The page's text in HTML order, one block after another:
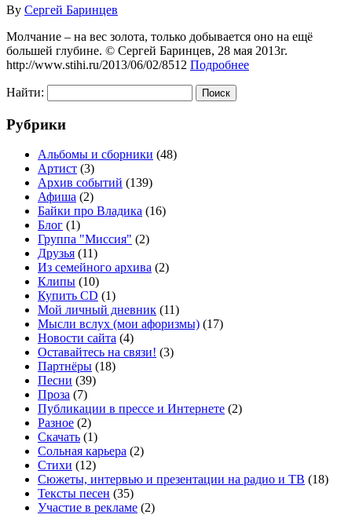
By Сергей Баринцев
Молчание – на вес золота, только добывается оно на ещё
большей глубине. © Сергей Баринцев, 28 мая 2013г.
http://www.stihi.ru/2013/06/02/8512 Подробнее
Найти:
Рубрики
Альбомы и сборники (48)
Артист (3)
Архив событий (139)
Афиша (2)
Байки про Владика (16)
Блог (1)
Группа "Миссия" (2)
Друзья (11)
Из семейного архива (2)
Клипы (10)
Купить CD (1)
Мой личный дневник (11)
Мысли вслух (мои афоризмы) (17)
Новости сайта (4)
Оставайтесь на связи! (3)
Партнёры (18)
Песни (39)
Проза (7)
Публикации в прессе и Интернете (2)
Разное (2)
Скачать (1)
Сольная карьера (2)
Стихи (12)
Сюжеты, интервью и презентации на радио и ТВ (18)
Тексты песен (35)
Участие в рекламе (2)